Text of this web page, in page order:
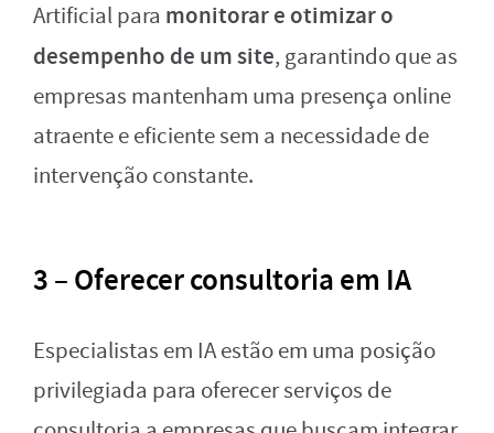
Artificial para monitorar e otimizar o
desempenho de um site, garantindo que as
empresas mantenham uma presença online
atraente e eficiente sem a necessidade de
intervenção constante.
3 – Oferecer consultoria em IA
Especialistas em IA estão em uma posição
privilegiada para oferecer serviços de